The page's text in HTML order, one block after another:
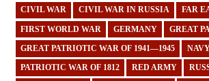
CIVIL WAR CIVIL WAR IN RUSSIA FAR
FIRST WORLD WAR GERMANY GREAT
GREAT PATRIOTIC WAR OF 1941—1945
PATRIOTIC WAR OF 1812 RED ARMY